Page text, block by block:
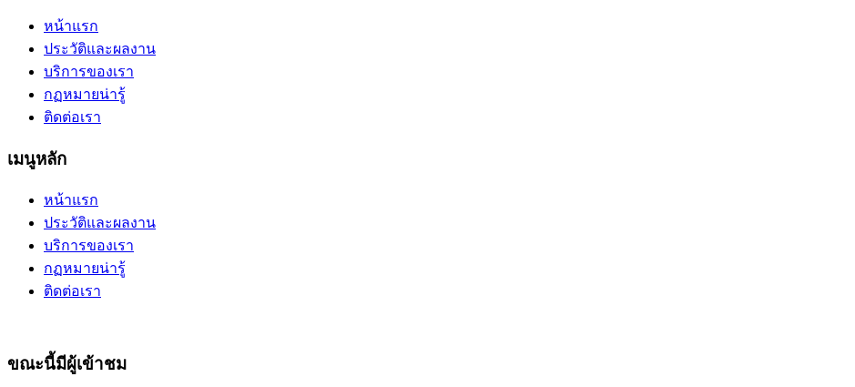
หน้าแรก
ประวัติและผลงาน
บริการของเรา
กฏหมายน่ารู้
ติดต่อเรา
เมนูหลัก
หน้าแรก
ประวัติและผลงาน
บริการของเรา
กฏหมายน่ารู้
ติดต่อเรา
ขณะนี้มีผู้เข้าชม